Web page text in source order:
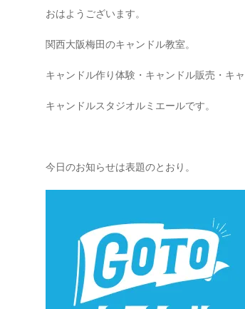
おはようございます。
関西大阪梅田のキャンドル教室。
キャンドル作り体験・キャンドル販売・キ
キャンドルスタジオルミエールです。
今日のお知らせは表題のとおり。